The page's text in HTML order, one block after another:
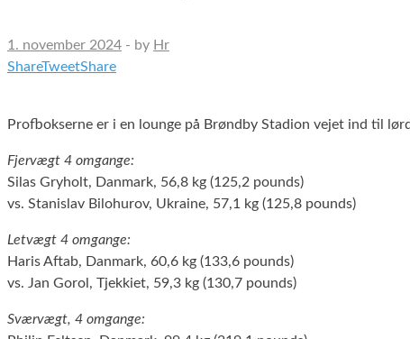
1. november 2024 - by Hr
ShareTweetShare
Profbokserne er i en lounge på Brøndby Stadion vejet ind til
Fjervægt 4 omgange:
Silas Gryholt, Danmark, 56,8 kg (125,2 pounds)
vs. Stanislav Bilohurov, Ukraine, 57,1 kg (125,8 pounds)
Letvægt 4 omgange:
Haris Aftab, Danmark, 60,6 kg (133,6 pounds)
vs. Jan Gorol, Tjekkiet, 59,3 kg (130,7 pounds)
Sværvægt, 4 omgange: